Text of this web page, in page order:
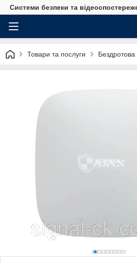
Системи безпеки та
Товари та послуги